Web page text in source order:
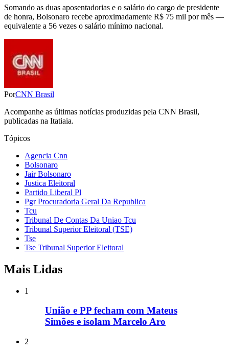
Somando as duas aposentadorias e o salário do cargo de presidente
de honra, Bolsonaro recebe aproximadamente R$ 75 mil por mês —
equivalente a 56 vezes o salário mínimo nacional.
PorCNN Brasil
Acompanhe as últimas notícias produzidas pela CNN Brasil,
publicadas na Itatiaia.
Tópicos
Agencia Cnn
Bolsonaro
Jair Bolsonaro
Justica Eleitoral
Partido Liberal Pl
Pgr Procuradoria Geral Da Republica
Tcu
Tribunal De Contas Da Uniao Tcu
Tribunal Superior Eleitoral (TSE)
Tse
Tse Tribunal Superior Eleitoral
Mais Lidas
1
União e PP fecham com Mateus
Simões e isolam Marcelo Aro
2